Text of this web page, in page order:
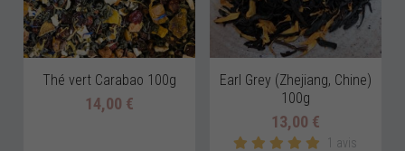
Thé vert Carabao 100g
14,00 €
Earl Grey (Zhejiang, Chine)
100g
13,00 €
1 avis